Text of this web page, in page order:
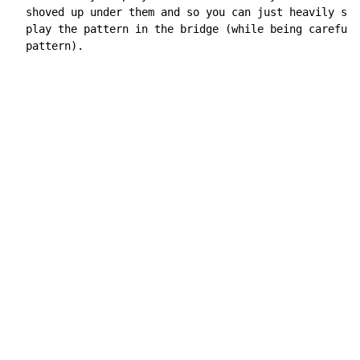
shoved up under them and so you can just heavily
play the pattern in the bridge (while being
  pattern).